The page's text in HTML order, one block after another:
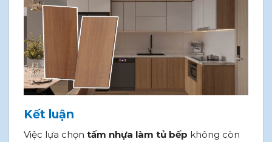
Kết luận
Việc lựa chọn tấm nhựa làm tủ bếp không còn